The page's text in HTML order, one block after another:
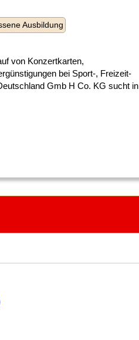
Ausbildung
von Konzertkarten,
bei Sport-, Freizeit-
Gmb H Co. KG sucht in